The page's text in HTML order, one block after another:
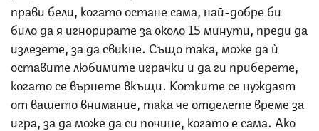
прави бели, когато остане сама, най-добре би
било да я игнорирате за около 15 минути, преди да
излезете, за да свикне. Също така, може да ѝ
оставите любимите играчки и да ги приберете,
когато се върнете вкъщи. Котките се нуждаят
от вашето внимание, така че отделете време за
игра, за да може да си почине, когато е сама. Ако